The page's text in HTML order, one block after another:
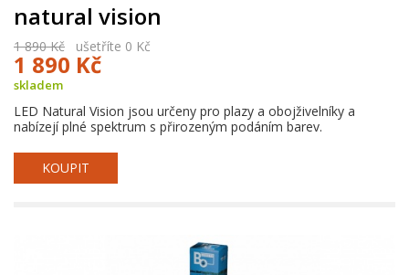
natural vision
1 890 Kč ušetříte 0 Kč
1 890 Kč
skladem
LED Natural Vision jsou určeny pro plazy a obojživelníky a
nabízejí plné spektrum s přirozeným podáním barev.
KOUPIT